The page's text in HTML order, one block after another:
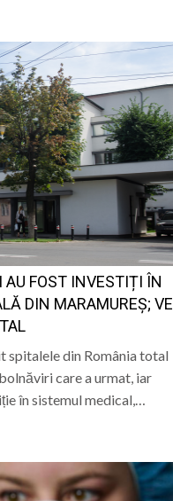
AU FOST INVESTIȚI ÎN
DIN MARAMUREȘ;
spitalele din România total
care a urmat, iar
în sistemul medical,…